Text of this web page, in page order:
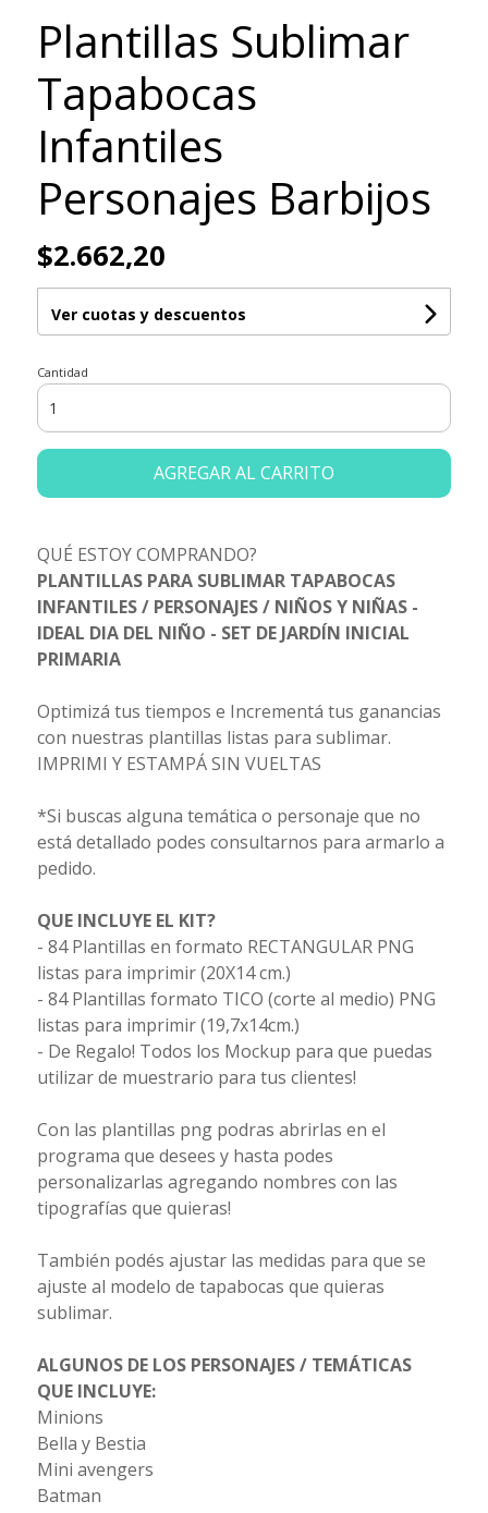
Plantillas Sublimar
Tapabocas
Infantiles
Personajes Barbijos
$2.662,20
Ver cuotas y descuentos
Cantidad
AGREGAR AL CARRITO
QUÉ ESTOY COMPRANDO?
PLANTILLAS PARA SUBLIMAR TAPABOCAS
INFANTILES / PERSONAJES / NIÑOS Y NIÑAS -
IDEAL DIA DEL NIÑO - SET DE JARDÍN INICIAL
PRIMARIA
Optimizá tus tiempos e Incrementá tus ganancias
con nuestras plantillas listas para sublimar.
IMPRIMI Y ESTAMPÁ SIN VUELTAS
*Si buscas alguna temática o personaje que no
está detallado podes consultarnos para armarlo a
pedido.
QUE INCLUYE EL KIT?
- 84 Plantillas en formato RECTANGULAR PNG
listas para imprimir (20X14 cm.)
- 84 Plantillas formato TICO (corte al medio) PNG
listas para imprimir (19,7x14cm.)
- De Regalo! Todos los Mockup para que puedas
utilizar de muestrario para tus clientes!
Con las plantillas png podras abrirlas en el
programa que desees y hasta podes
personalizarlas agregando nombres con las
tipografías que quieras!
También podés ajustar las medidas para que se
ajuste al modelo de tapabocas que quieras
sublimar.
ALGUNOS DE LOS PERSONAJES / TEMÁTICAS
QUE INCLUYE:
Minions
Bella y Bestia
Mini avengers
Batman